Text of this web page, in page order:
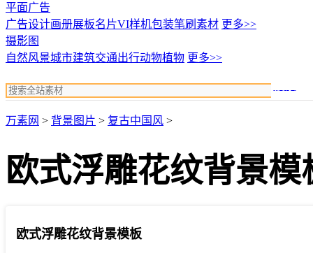
平面广告
广告设计画册展板名片VI样机包装笔刷素材 更多>>
摄影图
自然风景城市建筑交通出行动物植物 更多>>
万素网 > 背景图片 > 复古中国风 >
欧式浮雕花纹背景模
欧式浮雕花纹背景模板